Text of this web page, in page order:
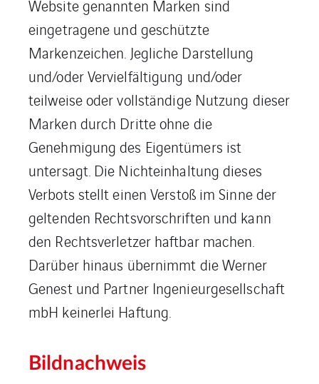
Website genannten Marken sind
eingetragene und geschützte
Markenzeichen. Jegliche Darstellung
und/oder Vervielfältigung und/oder
teilweise oder vollständige Nutzung dieser
Marken durch Dritte ohne die
Genehmigung des Eigentümers ist
untersagt. Die Nichteinhaltung dieses
Verbots stellt einen Verstoß im Sinne der
geltenden Rechtsvorschriften und kann
den Rechtsverletzer haftbar machen.
Darüber hinaus übernimmt die Werner
Genest und Partner Ingenieurgesellschaft
mbH keinerlei Haftung.
Bildnachweis